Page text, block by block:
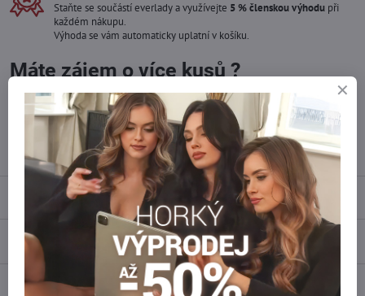
Staňte se součástí everlady a využívejte 5 % členskou výhodu při
každém nákupu.
Výhoda se vám automaticky uplatní v košíku.
Máte zájem o více kusů ?
Kontaktujte nás na mail, zboží pro Vás doskladníme!
info​@everlady​.eu
Recenze
Diskuse 0